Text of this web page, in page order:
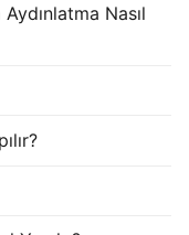
Nasıl